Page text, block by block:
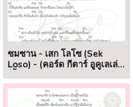
ซมซาน - เสก โลโซ (Sek
Loso) - (คอร์ด กีตาร์ อูคูเลเล่